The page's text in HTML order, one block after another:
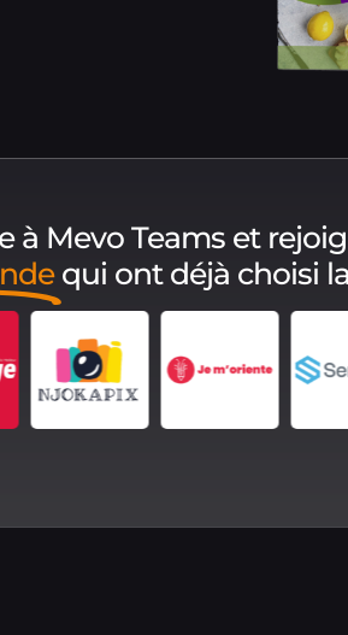
à Mevo Teams et
qui ont déjà choisi